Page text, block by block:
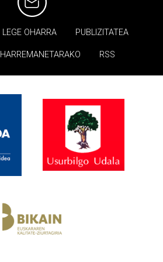
LEGE OHARRA PUBLIZITATEA
HARREMANETARAKO RSS